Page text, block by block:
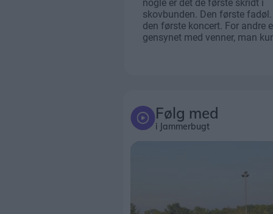
Følg med
i Jammerbugt